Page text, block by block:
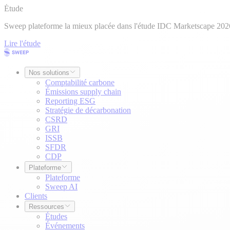
Étude
Sweep plateforme la mieux placée dans l'étude IDC Marketscape
Lire l'étude
Nos solutions
Comptabilité carbone
Émissions supply chain
Reporting ESG
Stratégie de décarbonation
CSRD
GRI
ISSB
SFDR
CDP
Plateforme
Plateforme
Sweep AI
Clients
Ressources
Études
Événements